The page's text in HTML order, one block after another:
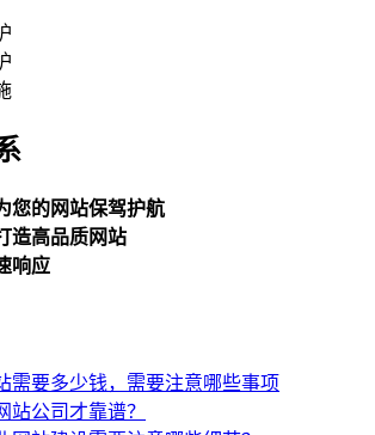
您的网站保驾护航
造高品质网站
响应
需要多少钱，需要注意哪些事项
站公司才靠谱？